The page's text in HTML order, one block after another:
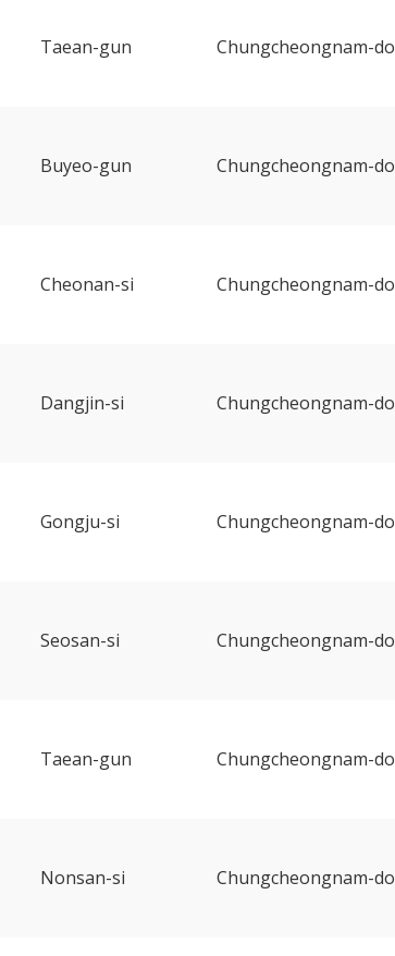
Taean-gun Chungcheongnam-do
Buyeo-gun Chungcheongnam-do
Cheonan-si Chungcheongnam-do
Dangjin-si Chungcheongnam-do
Gongju-si Chungcheongnam-do
Seosan-si Chungcheongnam-do
Taean-gun Chungcheongnam-do
Nonsan-si Chungcheongnam-do